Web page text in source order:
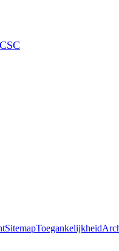
SitemapToegankelijkheid